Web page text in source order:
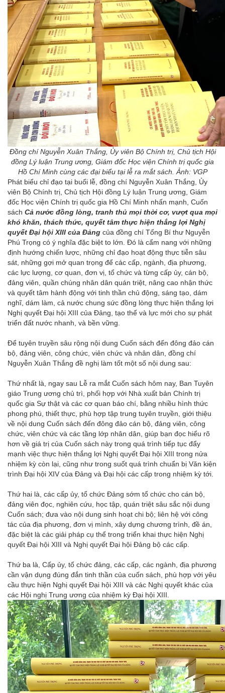
Đồng chí Nguyễn Xuân Thắng, Ủy viên Bộ Chính trị, Chủ tịch Hội
đồng Lý luận Trung ương, Giám đốc Học viện Chính trị quốc gia
Hồ Chí Minh cùng các đại biểu tại lễ ra mắt sách. Ảnh: VGP
Phát biểu chỉ đạo tại buổi lễ, đồng chí Nguyễn Xuân Thắng, Ủy
viên Bộ Chính trị, Chủ tịch Hội đồng Lý luận Trung ương, Giám
đốc Học viện Chính trị quốc gia Hồ Chí Minh nhấn mạnh, Cuốn
sách Cả nước đồng lòng, tranh thủ mọi thời cơ, vượt qua mọi
khó khăn, thách thức, quyết tâm thực hiện thắng lợi Nghị
quyết Đại hội XIII của Đảng của đồng chí Tổng Bí thư Nguyễn
Phú Trọng có ý nghĩa đặc biệt to lớn. Đó là cẩm nang với những
định hướng chiến lược, những chỉ đạo hoạt động thực tiễn sâu
sát, những gợi mở quan trọng để các cấp, ngành, địa phương,
các lực lượng, cơ quan, đơn vị, tổ chức và từng cấp ủy, cán bộ,
đảng viên, quần chúng nhân dân quán triệt, nâng cao nhận thức
và quyết tâm hành động với tinh thần chủ động, sáng tạo, dám
nghĩ, dám làm, cả nước chung sức đồng lòng thực hiện thắng lợi
Nghị quyết Đại hội XIII của Đảng, tạo thế và lực mới cho sự phát
triển đất nước nhanh, và bền vững.
Để tuyên truyền sâu rộng nội dung Cuốn sách đến đông đảo cán
bộ, đảng viên, công chức, viên chức và nhân dân, đồng chí
Nguyễn Xuân Thắng đề nghị làm tốt một số nội dung sau:
Thứ nhất là,
ngay sau Lễ ra mắt Cuốn sách hôm nay, Ban Tuyên
giáo Trung ương chủ trì, phối hợp với Nhà xuất bản Chính trị
quốc gia Sự thật và các cơ quan báo chí, bằng nhiều hình thức
phong phú, thiết thực, phù hợp tập trung tuyên truyền, giới thiệu
về nội dung Cuốn sách đến đông đảo cán bộ, đảng viên, công
chức, viên chức và các tầng lớp nhân dân, giúp bạn đọc hiểu rõ
hơn về giá trị của Cuốn sách này trong quá trình tiếp tục đẩy
mạnh việc thực hiện thắng lợi Nghị quyết Đại hội XIII trong nửa
nhiệm kỳ còn lại, cũng như trong suốt quá trình chuẩn bị Văn kiện
trình Đại hội XIV của Đảng và Đại hội các cấp trong nhiệm kỳ tới.
Thứ hai là, các cấp ủy, tổ chức Đảng sớm tổ chức cho cán bộ,
đảng viên đọc, nghiên cứu, học tập, quán triệt sâu sắc nội dung
Cuốn sách; đưa vào nội dung sinh hoạt chi bộ; liên hệ với công
tác của địa phương, đơn vị mình, xây dựng chương trình, đề án,
đặc biệt là các giải pháp cụ thể trong triển khai thực hiện Nghị
quyết Đại hội XIII và Nghị quyết Đại hội Đảng bộ các cấp.
Thứ ba là, Cấp ủy, tổ chức đảng, các cấp, các ngành, địa phương
cần vận dụng đúng đắn tinh thần của cuốn sách, phù hợp với yêu
cầu thực hiện Nghị quyết Đại hội XIII và các Nghị quyết khác của
các Hội nghị Trung ương của nhiệm kỳ Đại hội XIII.